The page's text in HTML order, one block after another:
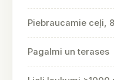
Piebraucamie ceļi,
Pagalmi un terases